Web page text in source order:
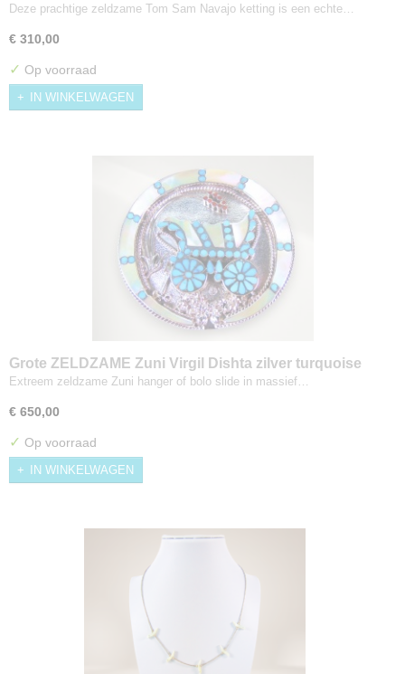
Kokopelli ketting
Deze prachtige zeldzame Tom Sam Navajo ketting is een echte…
€ 310,00
✓ Op voorraad
IN WINKELWAGEN
Grote ZELDZAME Zuni Virgil Dishta zilver turquoise
koraal parelmoer bolo slide hanger ketting
Extreem zeldzame Zuni hanger of bolo slide in massief…
€ 650,00
✓ Op voorraad
IN WINKELWAGEN